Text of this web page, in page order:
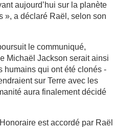
aujourd’hui sur la planète
», a déclaré Raël, selon son
le communiqué,
Michaël Jackson serait ainsi
humains qui ont été clonés -
sur Terre avec les
aura finalement décidé
est accordé par Raël